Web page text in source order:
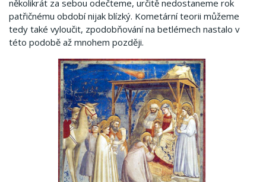
několikrát za sebou odečteme, určitě nedostaneme rok
patřičnému období nijak blízký. Kometární teorii můžeme
tedy také vyloučit, zpodobňování na betlémech nastalo v
této podobě až mnohem později.